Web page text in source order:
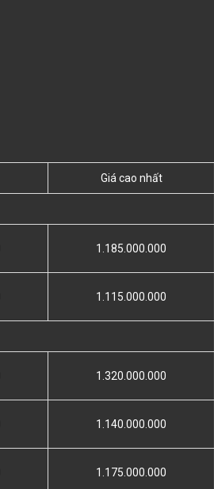
Giá cao nhất
1.185.000.000
1.115.000.000
1.320.000.000
1.140.000.000
1.175.000.000